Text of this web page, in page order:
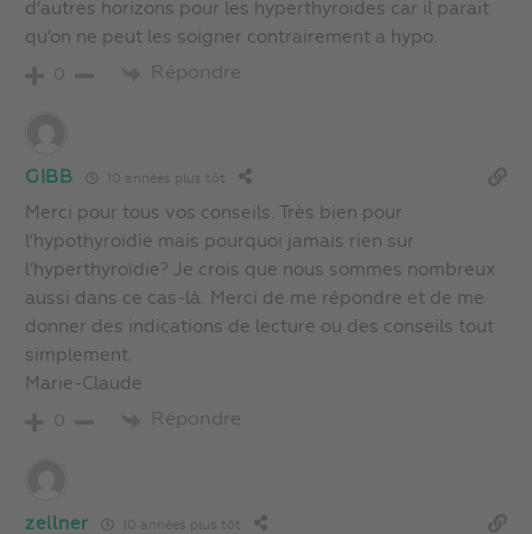
d’autres horizons pour les hyperthyroides car il parait
qu’on ne peut les soigner contrairement a hypo.
0 Répondre
GIBB 10 années plus tôt
Merci pour tous vos conseils. Très bien pour
l’hypothyroïdie mais pourquoi jamais rien sur
l’hyperthyroïdie? Je crois que nous sommes nombreux
aussi dans ce cas-là. Merci de me répondre et de me
donner des indications de lecture ou des conseils tout
simplement.
Marie-Claude
0 Répondre
zellner 10 années plus tôt